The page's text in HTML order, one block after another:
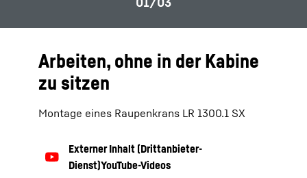
Arbeiten, ohne in der Kabine
zu sitzen
Montage eines Raupenkrans LR 1300.1 SX